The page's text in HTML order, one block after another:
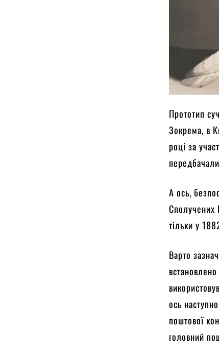
Прототип
Зокрема, в
році за
А ось,
Сполучених
тільки у
Варто
ось
поштової
головний